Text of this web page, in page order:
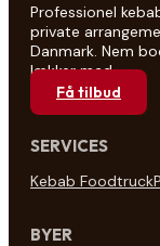
Professionel
private
Danmark. Nem
lækker mad.
Få tilbud
SERVICES
Kebab Foodtruck
BYER